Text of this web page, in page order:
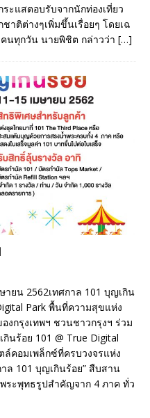
ะแสตอบรับจากนักท่องเที่ยว
าติต่างๆเพิ่มขึ้นเรื่อยๆ โดยเฉ
นทุกวัน นายพิชิต กล่าวว่า […]
ายน 2562เทศกาล 101 บุญเกิน
Park พื้นที่ความสุขแห่ง
งกรุงเทพฯ ชวนชาวกรุงฯ ร่วม
นร้อย 101 @ True Digital
คอมเพล็กซ์ที่ครบวงจรแห่ง
าล 101 บุญเกินร้อย” สืบสาน
ระพุทธรูปสำคัญจาก 4 ภาค ทั่ว